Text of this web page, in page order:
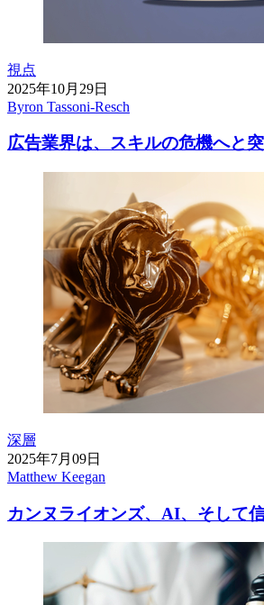
視点
2025年10月29日
Byron Tassoni-Resch
広告業界は、スキルの危機へと
深層
2025年7月09日
Matthew Keegan
カンヌライオンズ、AI、そして